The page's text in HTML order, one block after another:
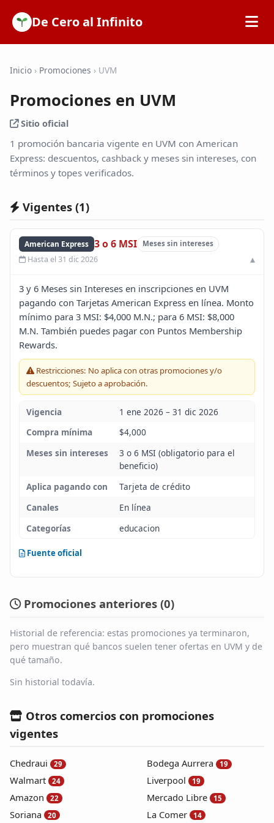
De Cero al Infinito
SOFIPOs
Calculadoras
Tarjetas de Crédito
Promociones
Blog
Infinito
Inicio › Promociones › UVM
Promociones en UVM
Sitio oficial
1 promoción bancaria vigente en UVM con American
Express: descuentos, cashback y meses sin intereses, con
términos y topes verificados.
Vigentes (1)
American Express 3 o 6 MSI Meses sin intereses
Hasta el 31 dic 2026
3 y 6 Meses sin Intereses en inscripciones en UVM
pagando con Tarjetas American Express en línea. Monto
mínimo para 3 MSI: $4,000 M.N.; para 6 MSI: $8,000
M.N. También puedes pagar con Puntos Membership
Rewards.
Restricciones: No aplica con otras promociones y/o
descuentos; Sujeto a aprobación.
Vigencia
1 ene 2026 – 31 dic 2026
Compra mínima
$4,000
Meses sin intereses
3 o 6 MSI (obligatorio para el
beneficio)
Aplica pagando con
Tarjeta de crédito
Canales
En línea
Categorías
educacion
Fuente oficial
Promociones anteriores (0)
Historial de referencia: estas promociones ya terminaron,
pero muestran qué bancos suelen tener ofertas en UVM y de
qué tamaño.
Sin historial todavía.
Otros comercios con promociones
vigentes
Chedraui 29
Walmart 24
Amazon 22
Soriana 20
Bodega Aurrera 19
Liverpool 19
Mercado Libre 15
La Comer 14